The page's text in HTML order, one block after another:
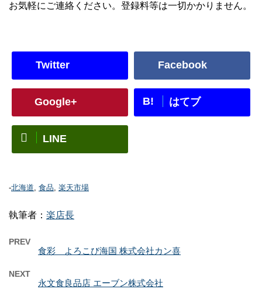
お気軽にご連絡ください。登録料等は一切かかりません。
Twitter Facebook
Google+ B! はてブ
LINE
-北海道, 食品, 楽天市場
執筆者： 楽店長
PREV
食彩 よろこび海国 株式会社カン喜
NEXT
永文食良品店 エーブン株式会社